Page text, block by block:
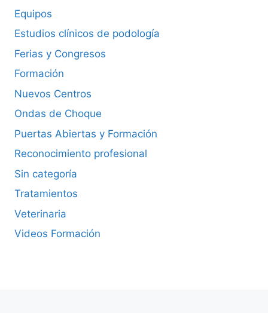
Equipos
Estudios clínicos de podología
Ferias y Congresos
Formación
Nuevos Centros
Ondas de Choque
Puertas Abiertas y Formación
Reconocimiento profesional
Sin categoría
Tratamientos
Veterinaria
Videos Formación